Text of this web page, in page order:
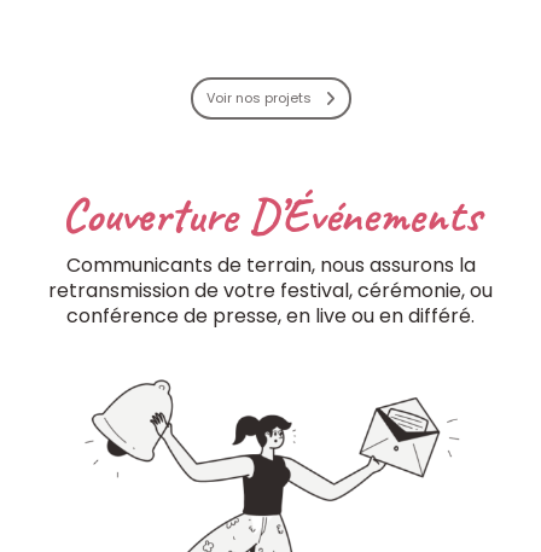
Voir nos projets
Couverture D’Événements
Communicants de terrain, nous assurons la
retransmission de votre festival, cérémonie, ou
conférence de presse, en live ou en différé.